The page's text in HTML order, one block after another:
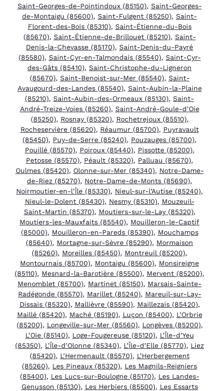
Saint-Georges-de-Pointindoux (85150), Saint-Georges-
de-Montaigu (85600), Saint-Fulgent (85250), Saint-
Florent-des-Bois (85310), Saint-Étienne-du-Bois
(85670), Saint-Étienne-de-Brillouet (85210), Saint-
Denis-la-Chevasse (85170), Saint-Denis-du-Payré
(85580), Saint-Cyr-en-Talmondais (85540), Saint-Cyr-
des-Gâts (85410), Saint-Christophe-du-Ligneron
(85670), Saint-Benoist-sur-Mer (85540), Saint-
Avaugourd-des-Landes (85540), Saint-Aubin-la-Plaine
(85210), Saint-Aubin-des-Ormeaux (85130), Saint-
André-Treize-Voies (85260), Saint-André-Goule-d’Oie
(85250), Rosnay (85320), Rochetrejoux (85510),
Rocheservière (85620), Réaumur (85700), Puyravault
(85450), Puy-de-Serre (85240), Pouzauges (85700),
Pouillé (85570), Poiroux (85440), Pissotte (85200),
Petosse (85570), Péault (85320), Palluau (85670),
Oulmes (85420), Olonne-sur-Mer (85340), Notre-Dame-
de-Riez (85270), Notre-Dame-de-Monts (85690),
Noirmoutier-en-l’Île (85330), Nieul-sur-l’Autise (85240),
Nieul-le-Dolent (85430), Nesmy (85310), Mouzeuil-
Saint-Martin (85370), Moutiers-sur-le-Lay (85320),
Moutiers-les-Mauxfaits (85540), Mouilleron-le-Captif
(85000), Mouilleron-en-Pareds (85390), Mouchamps
(85640), Mortagne-sur-Sèvre (85290), Mormaison
(85260), Moreilles (85450), Montreuil (85200),
Montournais (85700), Montaigu (85600), Monsireigne
(85110), Mesnard-la-Barotière (85500), Mervent (85200),
Menomblet (85700), Martinet (85150), Marsais-Sainte-
Radégonde (85570), Marillet (85240), Mareuil-sur-Lay-
Dissais (85320), Mallièvre (85590), Maillezais (85420),
Maillé (85420), Maché (85190), Luçon (85400), L’Orbrie
(85200), Longeville-sur-Mer (85560), Longèves (85200),
L’Oie (85140), Loge-Fougereuse (85120), L’Île-d’Yeu
(85350), L’Île-d’Olonne (85340), L’Île-d’Elle (85770), Liez
(85420), L’Hermenault (85570), L’Herbergement
(85260), Les Pineaux (85320), Les Magnils-Reigniers
(85400), Les Lucs-sur-Boulogne (85170), Les Landes-
Genusson (85130), Les Herbiers (85500), Les Essarts